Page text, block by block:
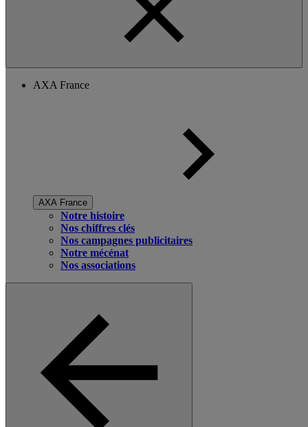
AXA France
AXA France
Notre histoire
Nos chiffres clés
Nos campagnes publicitaires
Notre mécénat
Nos associations